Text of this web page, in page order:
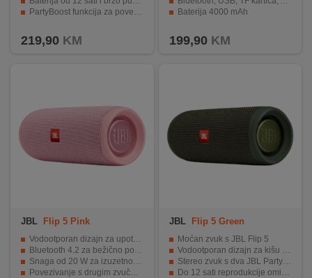
PartyBoost funkcija za povezivanje više zvučnika
219,90 KM
Baterija 4000 mAh
199,90 KM
JBL Flip 5 Pink
Vodootporan dizajn za upotrebu na otvorenom.
Bluetooth 4.2 za bežično povezivanje.
Snaga od 20 W za izuzetno jasan zvuk.
Povezivanje s drugim zvučnicima za stereo zvuk.
JBL Flip 5 Green
Moćan zvuk s JBL Flip 5
Vodootporan dizajn za kišu ili sunce
Stereo zvuk s dva JBL PartyBoost kompatibilna zvučnika
Do 12 sati reprodukcije omiljene glazbe